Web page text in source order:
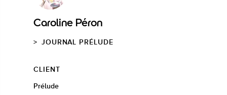
Caroline Péron
JOURNAL PRÉLUDE
CLIENT
Prélude